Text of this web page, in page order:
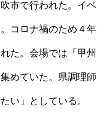
市で行われた。イベ
コロナ禍のため４年
た。会場では「甲州
めていた。県調理師
い」としている。